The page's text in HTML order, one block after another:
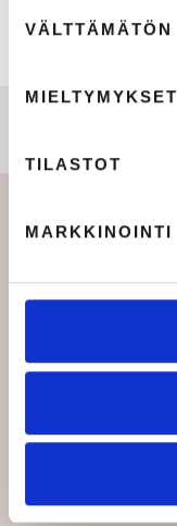
valinta
VÄLTTÄMÄTÖN
MIELTYMYKSET
TILASTOT
MARKKINOINTI
Tilaa MK Uutiskirje
Blogit